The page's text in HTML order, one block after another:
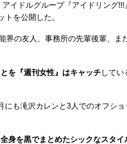
イドルグループ『アイドリング
トを公開した。
の友人、事務所の先輩後輩、ま
を『週刊女性』はキャッチして
も滝沢カレンと3人でのオフシ
身を黒でまとめたシックなスタ